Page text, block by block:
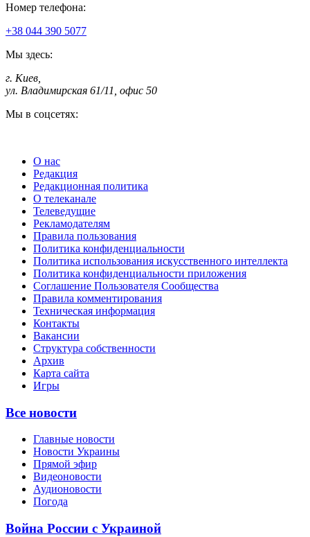
Номер телефона:
+38 044 390 5077
Мы здесь:
г. Киев
ул. Владимирская 61/11, офис 50
Мы в соцсетях:
О нас
Редакция
Редакционная политика
О телеканале
Телеведущие
Рекламодателям
Правила пользования
Политика конфиденциальности
Политика использования искусственного интеллекта
Политика конфиденциальности приложения
Соглашение Пользователя Сообщества
Правила комментирования
Техническая информация
Контакты
Вакансии
Структура собственности
Архив
Карта сайта
Игры
Все новости
Главные новости
Новости Украины
Прямой эфир
Видеоновости
Аудионовости
Погода
Война России с Украиной